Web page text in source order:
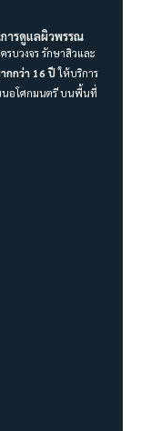
ารดูแลผิวพรรณ
บวงจร รักษาสิวและ
กกว่า 16 ปี ให้บริการ
นอโศกมนตรี บนพื้นที่